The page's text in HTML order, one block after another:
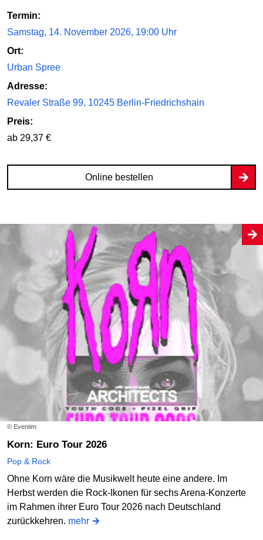
Termin:
Samstag, 14. November 2026, 19:00 Uhr
Ort:
Urban Spree
Adresse:
Revaler Straße 99, 10245 Berlin-Friedrichshain
Preis:
ab 29,37 €
Online bestellen
© Eventim
Korn: Euro Tour 2026
Pop & Rock
Ohne Korn wäre die Musikwelt heute eine andere. Im
Herbst werden die Rock-Ikonen für sechs Arena-Konzerte
im Rahmen ihrer Euro Tour 2026 nach Deutschland
zurückkehren. mehr